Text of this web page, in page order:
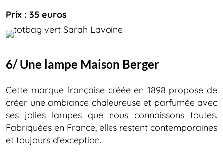
Prix : 35 euros
6/ Une lampe Maison Berger
Cette marque française créée en 1898 propose de
créer une ambiance chaleureuse et parfumée avec
ses jolies lampes que nous connaissons toutes.
Fabriquées en France, elles restent contemporaines
et toujours d’exception.